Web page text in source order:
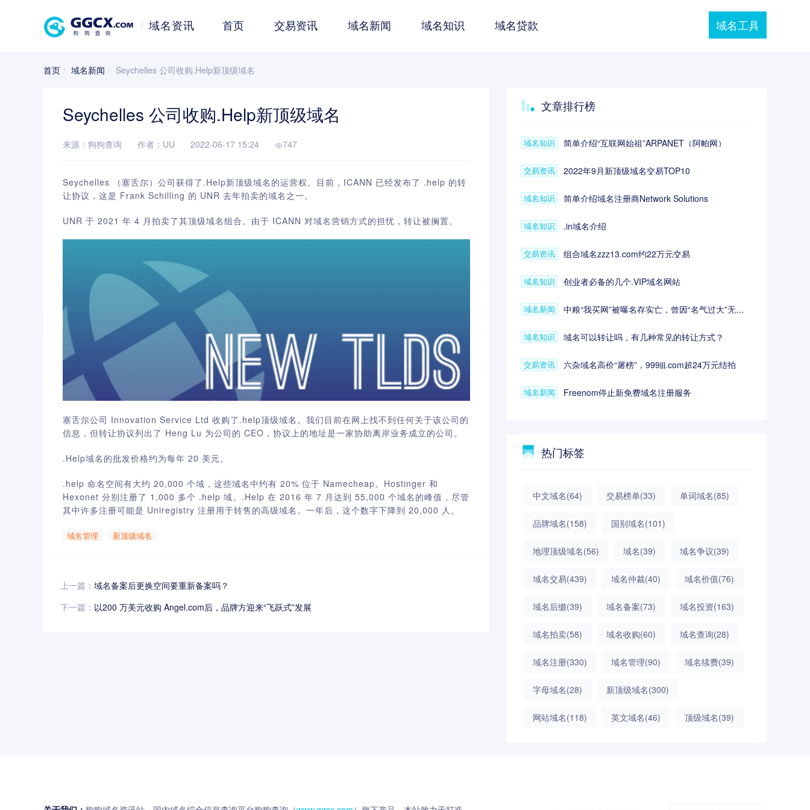
域名资讯 首页 交易资讯 域名新闻 域名知识 域名贷款 域名工具
首页 域名新闻 Seychelles 公司收购.Help新顶级域名
Seychelles 公司收购.Help新顶级域名
来源：狗狗查询 作者：UU 2022-06-17 15:24 747
Seychelles （塞舌尔）公司获得了.Help新顶级域名的运营权。 目前，ICANN 已经发布了 .help 的转
让协议，这是 Frank Schilling 的 UNR 去年拍卖的域名之一。
UNR 于 2021 年 4 月拍卖了其顶级域名组合。由于 ICANN 对域名营销方式的担忧，转让被搁置。
塞舌尔公司 Innovation Service Ltd 收购了 .help顶级域名。 我们目前在网上找不到任何关于该公司的
信息， 但转让协议列出了 Heng Lu 为公司的 CEO ， 协议上的地址是一家协助离岸业务成立的公司。
.Help域名的批发价格约为每年 20 美元。
.help 命名空间有大约 20,000 个域，这些域名中约有 20% 位于 Namecheap。Hostinger 和
Hexonet 分别注册了 1,000 多个 .help 域。 .Help 在 2016 年 7 月达到 55,000 个域名的峰值，尽管
其中许多注册可能是 Uniregistry 注册用于转售的高级域名。一年后，这个数字下降到 20,000 人。
域名管理 新顶级域名
上一篇： 域名备案后更换空间要重新备案吗？
下一篇： 以200 万美元收购 Angel.com后，品牌方迎来“飞跃式”发展
文章排行榜
域名知识 简单介绍“互联网始祖”ARPANET（阿帕网）
交易资讯 2022年9月新顶级域名交易TOP10
域名知识 简单介绍域名注册商Network Solutions
域名知识 .in域名介绍
交易资讯 组合域名zzz13.com约22万元交易
域名知识 创业者必备的几个.VIP域名网站
域名新闻 中粮“我买网”被曝名存实亡，曾因“名气过大”无法回购品牌域名
域名知识 域名可以转让吗，有几种常见的转让方式？
交易资讯 六杂域名高价“屠榜”，999jjj.com超24万元结拍
域名新闻 Freenom停止新免费域名注册服务
热门标签
中文域名(64) 交易榜单(33) 单词域名(85)
品牌域名(158) 国别域名(101)
地理顶级域名(56) 域名(39) 域名争议(39)
域名交易(439) 域名仲裁(40) 域名价值(76)
域名后缀(39) 域名备案(73) 域名投资(163)
域名拍卖(58) 域名收购(60) 域名查询(28)
域名注册(330) 域名管理(90) 域名续费(39)
字母域名(28) 新顶级域名(300)
网站域名(118) 英文域名(46) 顶级域名(39)